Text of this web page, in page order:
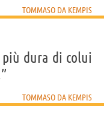
TOMMASO DA KEMPIS
più dura di colui
TOMMASO DA KEMPIS